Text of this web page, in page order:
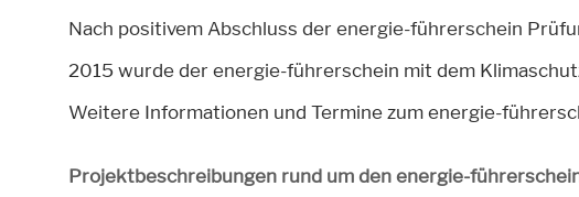
Nach positivem Abschluss der energie-führerschein
2015 wurde der energie-führerschein mit dem
Weitere Informationen und Termine zum energie-
Projektbeschreibungen rund um den energie-